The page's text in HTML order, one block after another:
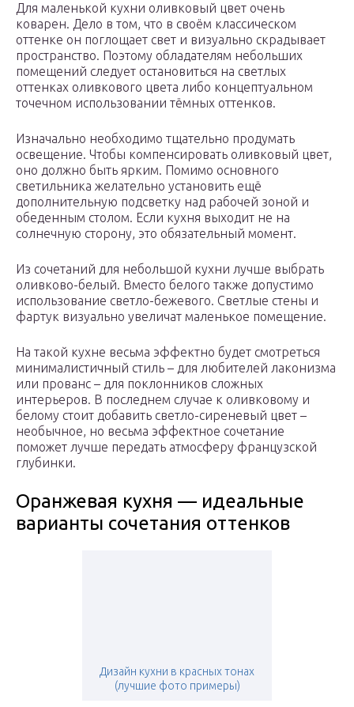
Для маленькой кухни оливковый цвет очень
коварен. Дело в том, что в своём классическом
оттенке он поглощает свет и визуально скрадывает
пространство. Поэтому обладателям небольших
помещений следует остановиться на светлых
оттенках оливкового цвета либо концептуальном
точечном использовании тёмных оттенков.
Изначально необходимо тщательно продумать
освещение. Чтобы компенсировать оливковый цвет,
оно должно быть ярким. Помимо основного
светильника желательно установить ещё
дополнительную подсветку над рабочей зоной и
обеденным столом. Если кухня выходит не на
солнечную сторону, это обязательный момент.
Из сочетаний для небольшой кухни лучше выбрать
оливково-белый. Вместо белого также допустимо
использование светло-бежевого. Светлые стены и
фартук визуально увеличат маленькое помещение.
На такой кухне весьма эффектно будет смотреться
минималистичный стиль – для любителей лаконизма
или прованс – для поклонников сложных
интерьеров. В последнем случае к оливковому и
белому стоит добавить светло-сиреневый цвет –
необычное, но весьма эффектное сочетание
поможет лучше передать атмосферу французской
глубинки.
Оранжевая кухня — идеальные
варианты сочетания оттенков
Дизайн кухни в красных тонах
(лучшие фото примеры)